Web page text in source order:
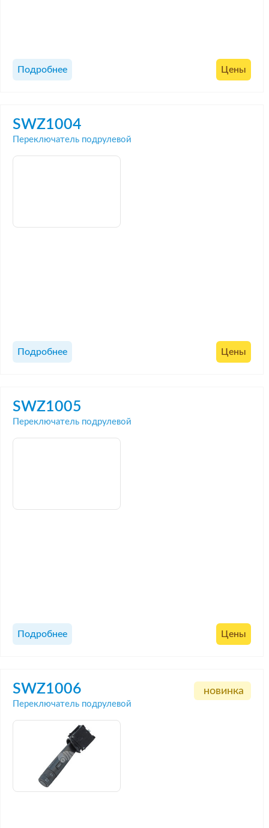
Подробнее Цены
SWZ1004
Переключатель подрулевой
Подробнее Цены
SWZ1005
Переключатель подрулевой
Подробнее Цены
SWZ1006
Переключатель подрулевой
новинка